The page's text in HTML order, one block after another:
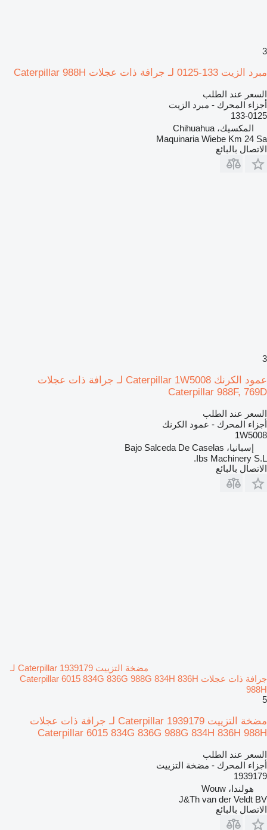
3
مبرد الزيت 133-0125 لـ جرافة ذات عجلات Caterpillar 988H
السعر عند الطلب
أجزاء المحرك - مبرد الزيت
133-0125
المكسيك، Chihuahua
Maquinaria Wiebe Km 24 Sa
الاتصال بالبائع
3
عمود الكرنك Caterpillar 1W5008 لـ جرافة ذات عجلات
Caterpillar 988F, 769D
السعر عند الطلب
أجزاء المحرك - عمود الكرنك
1W5008
إسبانيا، Bajo Salceda De Caselas
Ibs Machinery S.L.
الاتصال بالبائع
مضخة التزييت Caterpillar 1939179 لـ
جرافة ذات عجلات Caterpillar 6015 834G 836G 988G 834H 836H
988H
5
مضخة التزييت Caterpillar 1939179 لـ جرافة ذات عجلات
Caterpillar 6015 834G 836G 988G 834H 836H 988H
السعر عند الطلب
أجزاء المحرك - مضخة التزييت
1939179
هولندا، Wouw
J&Th van der Veldt BV
الاتصال بالبائع